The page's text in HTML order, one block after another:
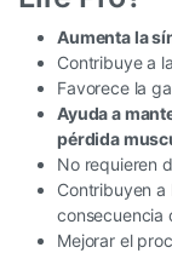
Aumenta la
Contribuye a
Favorece la
Ayuda a
pérdida
No requieren
Contribuyen a
consecuencia
Mejorar el